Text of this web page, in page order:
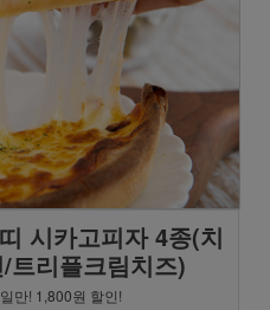
시카고피자 4종(치
트리플크림치즈)
만! 1,800원 할인!